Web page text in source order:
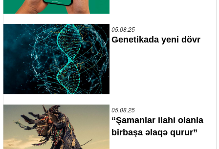
05.08.25
Genetikada yeni dövr
05.08.25
“Şamanlar ilahi olanla
birbaşa əlaqə qurur”